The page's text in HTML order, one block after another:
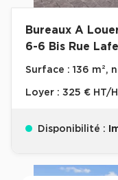
Bureaux A
6-6 Bis Rue
Surface : 136 m²,
Loyer : 325 € HT/
Disponibilité :